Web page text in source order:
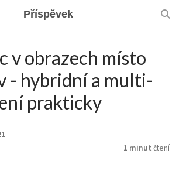
Příspěvek
v obrazech místo
- hybridní a multi-
prakticky
1 minut čtení